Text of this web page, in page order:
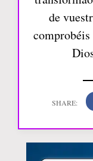
de
comprobéis